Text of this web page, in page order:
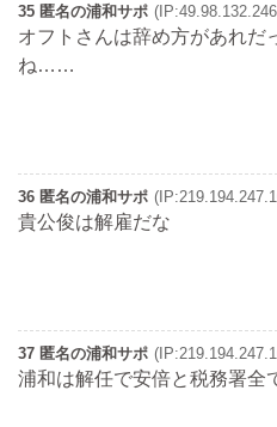
35 匿名の浦和サポ
オフトさんは辞め方があれだ
ね……
36 匿名の浦和サポ
貴公俊は解雇だな
37 匿名の浦和サポ
浦和は解任で安倍と税務署全